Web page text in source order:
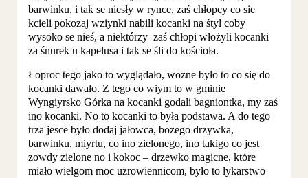
barwinku, i tak se niesły w rynce, zaś chłopcy co sie
kcieli pokozaj wziynki nabili kocanki na śtyl coby
wysoko se nieś, a niektórzy zaś chłopi włożyli kocanki
za śnurek u kapelusa i tak se śli do kościoła.
Łoproc tego jako to wyglądało, wozne było to co się do
kocanki dawało. Z tego co wiym to w gminie
Wyngiyrsko Górka na kocanki godali bagniontka, my zaś
ino kocanki. No to kocanki to była podstawa. A do tego
trza jesce było dodaj jałowca, bozego drzywka,
barwinku, miyrtu, co ino zielonego, ino takigo co jest
zowdy zielone no i kokoc – drzewko magicne, które
miało wielgom moc uzrowiennicom, było to lykarstwo